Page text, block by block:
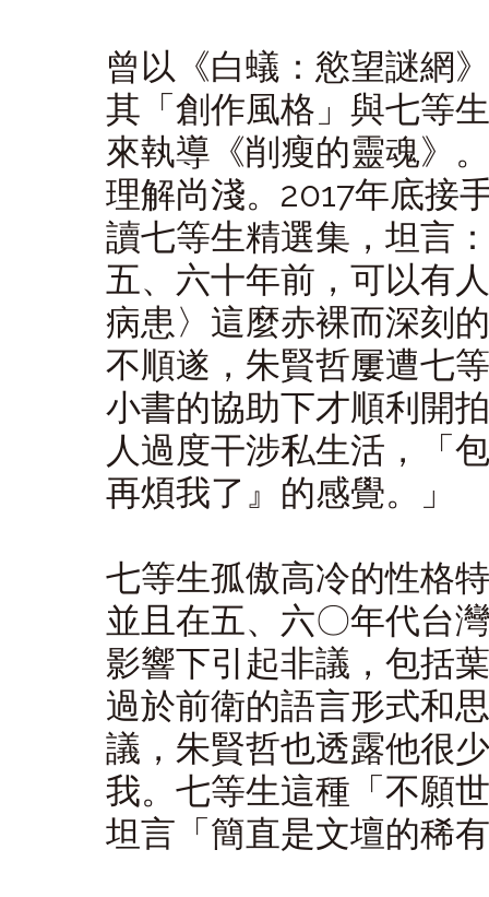
曾以《白蟻：慾望謎網
其「創作風格」與七等
來執導《削瘦的靈魂》
理解尚淺。2017年底接
讀七等生精選集，坦言
五、六十年前，可以有
病患〉這麼赤裸而深刻
不順遂，朱賢哲屢遭七
小書的協助下才順利開
人過度干涉私生活，「
再煩我了』的感覺。」
七等生孤傲高冷的性格
並且在五、六〇年代台
影響下引起非議，包括
過於前衛的語言形式和
議，朱賢哲也透露他很
我。七等生這種「不願
坦言「簡直是文壇的稀